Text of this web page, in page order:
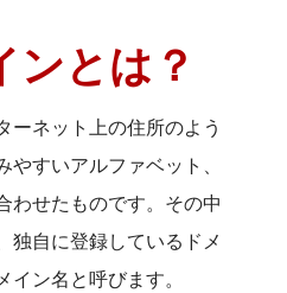
ンとは？
ーネット上の住所のよう
すいアルファベット、
わせたものです。その中
独自に登録しているドメ
ン名と呼びます。